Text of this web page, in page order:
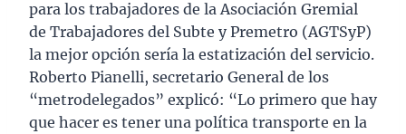
para los trabajadores de la Asociación Gremial
de Trabajadores del Subte y Premetro (AGTSyP)
la mejor opción sería la estatización del servicio.
Roberto Pianelli, secretario General de los
“metrodelegados” explicó: “Lo primero que hay
que hacer es tener una política transporte en la